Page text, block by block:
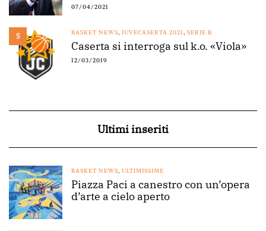
07/04/2021
5 BASKET NEWS, JUVECASERTA 2021, SERIE B
Caserta si interroga sul k.o. «Viola»
12/03/2019
Ultimi inseriti
BASKET NEWS, ULTIMISSIME
Piazza Paci a canestro con un’opera
d’arte a cielo aperto